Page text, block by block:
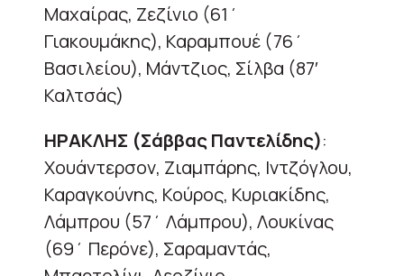
Μαχαίρας, Ζεζίνιο (61΄
Γιακουμάκης), Καραμπουέ (76΄
Βασιλείου), Μάντζιος, Σίλβα (87′
Καλτσάς)
ΗΡΑΚΛΗΣ (Σάββας Παντελίδης):
Χουάντερσον, Ζιαμπάρης, Ιντζόγλου,
Καραγκούνης, Κούρος, Κυριακίδης,
Λάμπρου (57΄ Λάμπρου), Λουκίνας
(69΄ Περόνε), Σαραμαντάς,